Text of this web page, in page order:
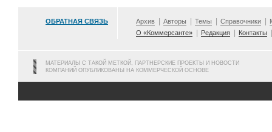
ОБРАТНАЯ СВЯЗЬ Архив Авторы Темы Справочники
О «Коммерсанте»
Редакция Контакты
МАТЕРИАЛЫ С ТАКОЙ МЕТКОЙ, ПАРТНЕРСКИЕ ПРОЕКТЫ И НОВОСТИ
КОМПАНИЙ ОПУБЛИКОВАНЫ НА КОММЕРЧЕСКОЙ ОСНОВЕ